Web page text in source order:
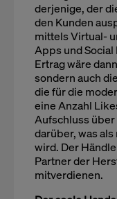
derjenige, der
den Kunden
mittels Virtual-
Apps und
Ertrag wäre
sondern auch
die für die
eine Anzahl
Aufschluss
darüber, was
wird. Der
Partner der
mitverdienen.